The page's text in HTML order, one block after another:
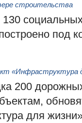
строительства
под
«Инфраструктура
200
для